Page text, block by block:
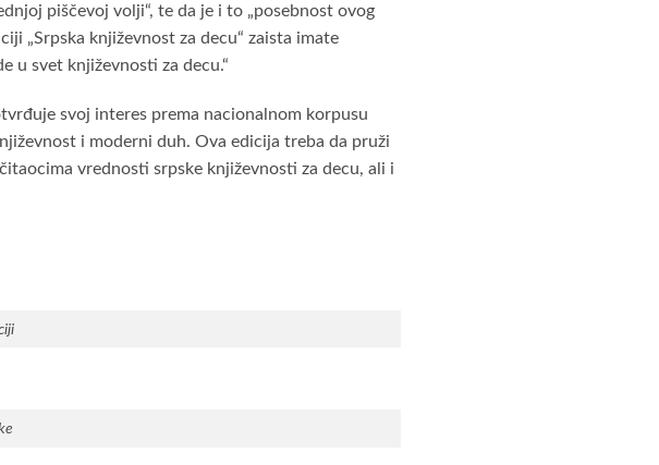
piščevoj volji“, te da je i to „posebnost ovog
„Srpska književnost za decu“ zaista imate
u svet književnosti za decu.“
svoj interes prema nacionalnom korpusu
i moderni duh. Ova edicija treba da pruži
vrednosti srpske književnosti za decu, ali i